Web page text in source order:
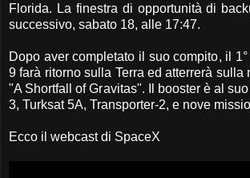
Florida. La finestra di opportunità di
successivo, sabato 18, alle 17:47.
Dopo aver completato il suo compito, il
9 farà ritorno sulla Terra ed atterrerà sulla
"A Shortfall of Gravitas". Il booster è al
3, Turksat 5A, Transporter-2, e nove
Ecco il webcast di SpaceX